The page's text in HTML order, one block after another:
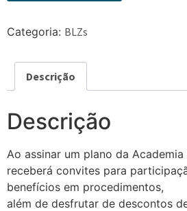
Categoria: BLZs
Descrição
Descrição
Ao assinar um plano da
receberá convites para
benefícios em procedimentos,
além de desfrutar de descontos